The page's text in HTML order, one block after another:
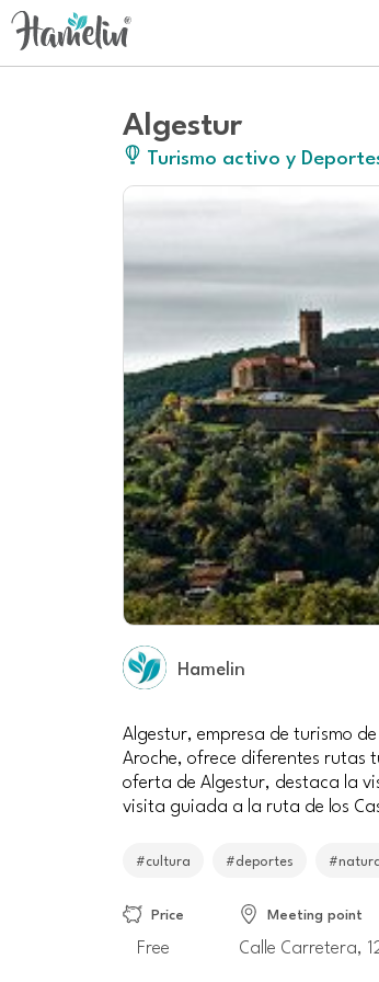
Algestur
Turismo activo y
Hamelin
Algestur, empresa de turismo
Aroche, ofrece diferentes rutas
oferta de Algestur, destaca la
visita guiada a la ruta de los
#cultura #deportes
Price
Free
Meeting point
Calle Carretera,